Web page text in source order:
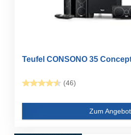
Teufel CONSONO 35
(46)
Zum Angebot